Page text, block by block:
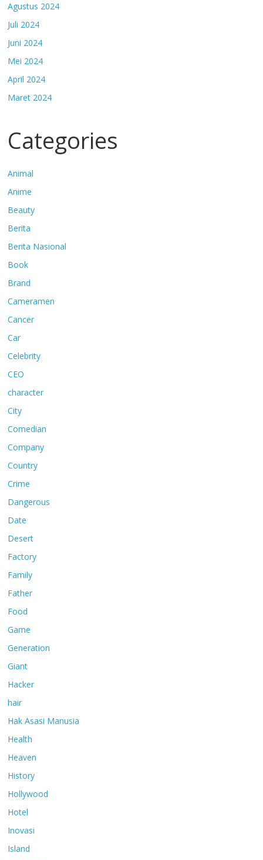
Agustus 2024
Juli 2024
Juni 2024
Mei 2024
April 2024
Maret 2024
Categories
Animal
Anime
Beauty
Berita
Berita Nasional
Book
Brand
Cameramen
Cancer
Car
Celebrity
CEO
character
City
Comedian
Company
Country
Crime
Dangerous
Date
Desert
Factory
Family
Father
Food
Game
Generation
Giant
Hacker
hair
Hak Asasi Manusia
Health
Heaven
History
Hollywood
Hotel
Inovasi
Island